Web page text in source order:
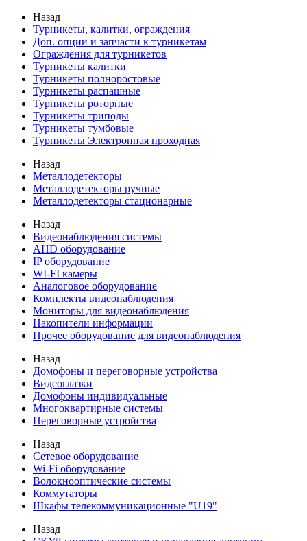
Назад
Турникеты, калитки, ограждения
Доп. опции и запчасти к турникетам
Ограждения для турникетов
Турникеты калитки
Турникеты полноростовые
Турникеты распашные
Турникеты роторные
Турникеты триподы
Турникеты тумбовые
Турникеты Электронная проходная
Назад
Металлодетекторы
Металлодетекторы ручные
Металлодетекторы стационарные
Назад
Видеонаблюдения cистемы
AHD оборудование
IP оборудование
WI-FI камеры
Аналоговое оборудование
Комплекты видеонаблюдения
Мониторы для видеонаблюдения
Накопители информации
Прочее оборудование для видеонаблюдения
Назад
Домофоны и переговорные устройства
Видеоглазки
Домофоны индивидуальные
Многоквартирные системы
Переговорные устройства
Назад
Сетевое оборудование
Wi-Fi оборудование
Волокнооптические системы
Коммутаторы
Шкафы телекоммуникационные "U19"
Назад